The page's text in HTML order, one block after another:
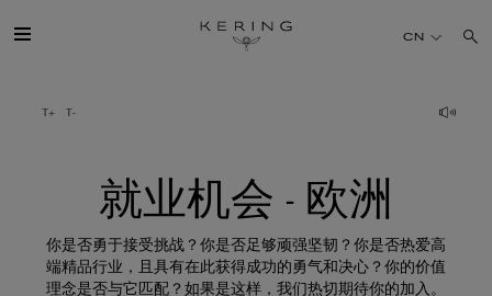
业
机
CN
就业机会 - 欧洲
你是否勇于接受挑战？你是否足够顽强坚韧？你是否热爱高
端精品行业，且具有在此获得成功的勇气和决心？你的价值
理念是否与它匹配？如果是这样，我们热切期待你的加入。